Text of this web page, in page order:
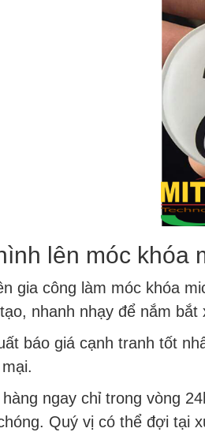
lên móc khóa
gia công làm móc khóa
nhanh nhạy để nắm
báo giá cạnh tranh tốt
ngay chỉ trong vòng
Quý vị có thể đợi tại